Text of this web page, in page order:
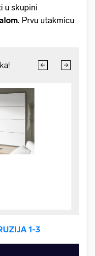
u skupini
. Prvu utakmicu
1-3